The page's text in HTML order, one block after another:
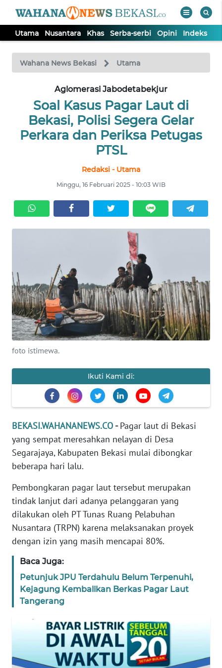
Utama Nusantara Khas Serba-serbi Opini Indeks
Wahana News Bekasi Utama
Aglomerasi Jabodetabekjur
Soal Kasus Pagar Laut di
Bekasi, Polisi Segera Gelar
Perkara dan Periksa Petugas
PTSL
Redaksi - Utama
Minggu, 16 Februari 2025 - 10:03 WIB
foto istimewa.
Ikuti Kami di:
BEKASI.WAHANANEWS.CO -Pagar laut di Bekasi
yang sempat meresahkan nelayan di Desa
Segarajaya, Kabupaten Bekasi mulai dibongkar
beberapa hari lalu.
Pembongkaran pagar laut tersebut merupakan
tindak lanjut dari adanya pelanggaran yang
dilakukan oleh PT Tunas Ruang Pelabuhan
Nusantara (TRPN) karena melaksanakan proyek
dengan izin yang masih mencapai 80%.
Baca Juga:
Petunjuk JPU Terdahulu Belum Terpenuhi,
Kejagung Kembalikan Berkas Pagar Laut
Tangerang
TV
Tutup
NUSANTARA
OPINI
BERITA
KONTAK
KAMI
INFO
TENTANG
PEDOMAN
SIBER
REDAKSI
DISCLAIMER
Wahana
News
WN
SUMUT
JABAR